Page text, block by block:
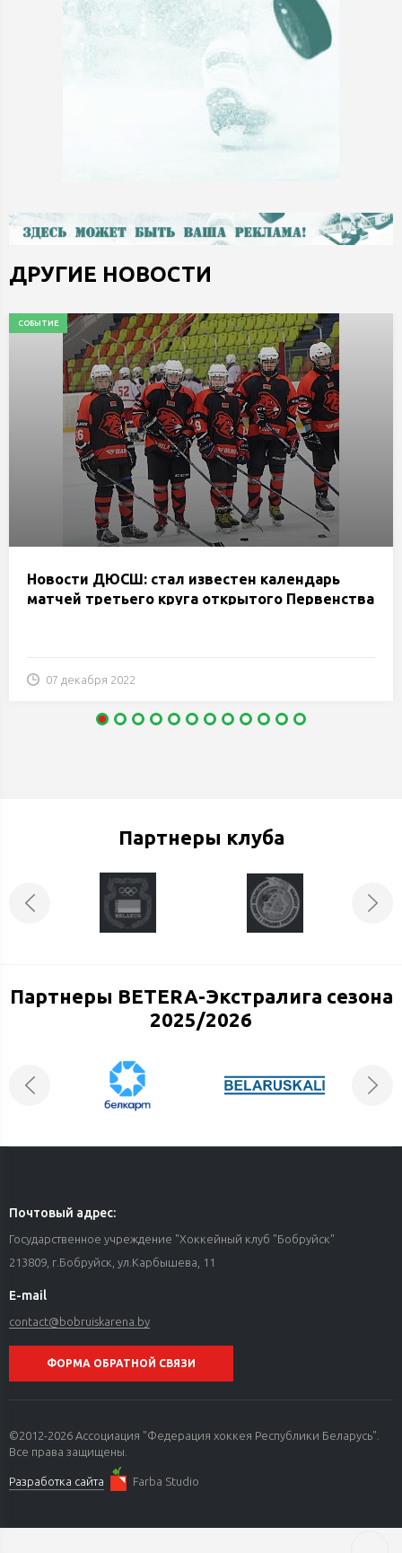
ДРУГИЕ НОВОСТИ
СОБЫТИЕ
Новости ДЮСШ: стал известен календарь
матчей третьего круга открытого Первенства
07 декабря 2022
Партнеры клуба
Партнеры BETERA-Экстралига сезона
2025/2026
Почтовый адрес:
Государственное учреждение "Хоккейный клуб "Бобруйск"
213809, г.Бобруйск, ул.Карбышева, 11
E-mail
contact@bobruiskarena.by
ФОРМА ОБРАТНОЙ СВЯЗИ
©2012-2026 Ассоциация "Федерация хоккея Республики Беларусь".
Все права защищены.
Разработка сайта Farba Studio